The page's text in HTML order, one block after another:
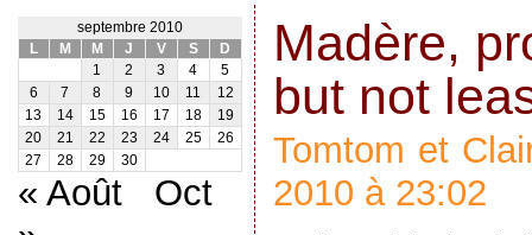
septembre 2010
L
M M J V S
D
1
2 3 4
5
6
7 8 9 10 11
12
13
14 15 16 17 18
19
20
21 22 23 24 25
26
27
28 29 30
« Août
Oct
Madère,
but not
Tomtom et
2010 à 23:02